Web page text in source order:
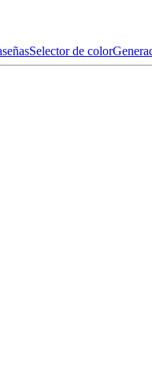
Selector de color